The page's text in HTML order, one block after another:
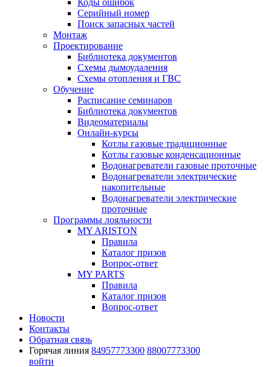
Коды ошибок
Серийный номер
Поиск запасных частей
Монтаж
Проектирование
Библиотека документов
Схемы дымоудаления
Схемы отопления и ГВС
Обучение
Расписание семинаров
Библиотека документов
Видеоматериалы
Онлайн-курсы
Котлы газовые традиционные
Котлы газовые конденсационные
Водонагреватели газовые проточные
Водонагреватели электрические
накопительные
Водонагреватели электрические
проточные
Программы лояльности
MY ARISTON
Правила
Каталог призов
Вопрос-ответ
MY PARTS
Правила
Каталог призов
Вопрос-ответ
Новости
Контакты
Обратная связь
Горячая линия 84957773300 88007773300
войти